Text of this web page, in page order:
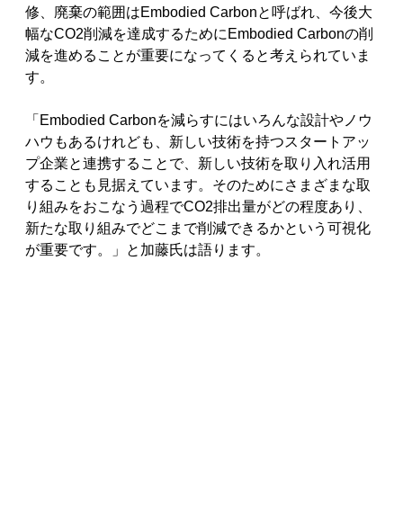
修、廃棄の範囲はEmbodied Carbonと呼ばれ、今後大
幅なCO2削減を達成するためにEmbodied Carbonの削
減を進めることが重要になってくると考えられていま
す。
「Embodied Carbonを減らすにはいろんな設計やノウ
ハウもあるけれども、新しい技術を持つスタートアッ
プ企業と連携することで、新しい技術を取り入れ活用
することも見据えています。そのためにさまざまな取
り組みをおこなう過程でCO2排出量がどの程度あり、
新たな取り組みでどこまで削減できるかという可視化
が重要です。」と加藤氏は語ります。